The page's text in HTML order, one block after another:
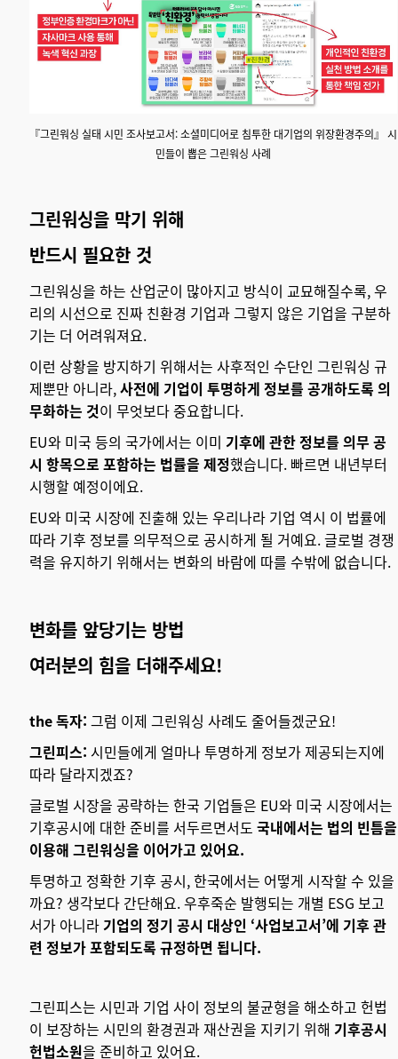
『그린워싱 실태 시민 조사보고서: 소셜미디어로 침투한 대기업의 위장환경주의』 시
민들이 뽑은 그린워싱 사례
그린워싱을 막기 위해
반드시 필요한 것
그린워싱을 하는 산업군이 많아지고 방식이 교묘해질수록, 우
리의 시선으로 진짜 친환경 기업과 그렇지 않은 기업을 구분하
기는 더 어려워져요.
이런 상황을 방지하기 위해서는 사후적인 수단인 그린워싱 규
제뿐만 아니라,사전에 기업이 투명하게 정보를 공개하도록 의
무화하는 것이 무엇보다 중요합니다.
EU와 미국 등의 국가에서는 이미 기후에 관한 정보를 의무 공
시 항목으로 포함하는 법률을 제정했습니다. 빠르면 내년부터
시행할 예정이에요.
EU와 미국 시장에 진출해 있는 우리나라 기업 역시 이 법률에
따라 기후 정보를 의무적으로 공시하게 될 거예요. 글로벌 경쟁
력을 유지하기 위해서는 변화의 바람에 따를 수밖에 없습니다.
변화를 앞당기는 방법
여러분의 힘을 더해주세요!
the 독자: 그럼 이제 그린워싱 사례도 줄어들겠군요!
그린피스: 시민들에게 얼마나 투명하게 정보가 제공되는지에
따라 달라지겠죠?
글로벌 시장을 공략하는 한국 기업들은 EU와 미국 시장에서는
기후공시에 대한 준비를 서두르면서도 국내에서는 법의 빈틈을
이용해 그린워싱을 이어가고 있어요.
투명하고 정확한 기후 공시, 한국에서는 어떻게 시작할 수 있을
까요? 생각보다 간단해요. 우후죽순 발행되는 개별 ESG 보고
서가 아니라기업의 정기 공시 대상인 ‘사업보고서’에 기후 관
련 정보가 포함되도록 규정하면 됩니다.
그린피스는 시민과 기업 사이 정보의 불균형을 해소하고 헌법
이 보장하는 시민의 환경권과 재산권을 지키기 위해 기후공시
헌법소원을 준비하고 있어요.